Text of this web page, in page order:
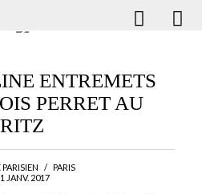
ENTREMETS
PERRET AU
RITZ
/ PARIS
JANV. 2017